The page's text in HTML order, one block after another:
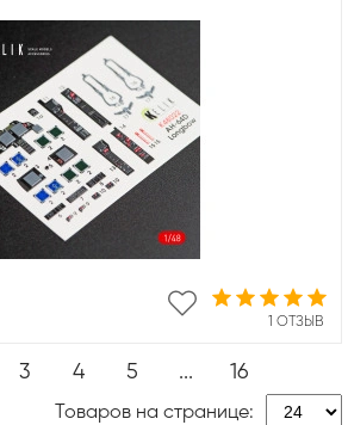
1 ОТЗЫВ
3 4 5 ... 16
Товаров на странице: